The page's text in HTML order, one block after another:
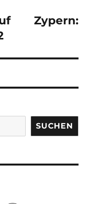
Zypern:
SUCHEN